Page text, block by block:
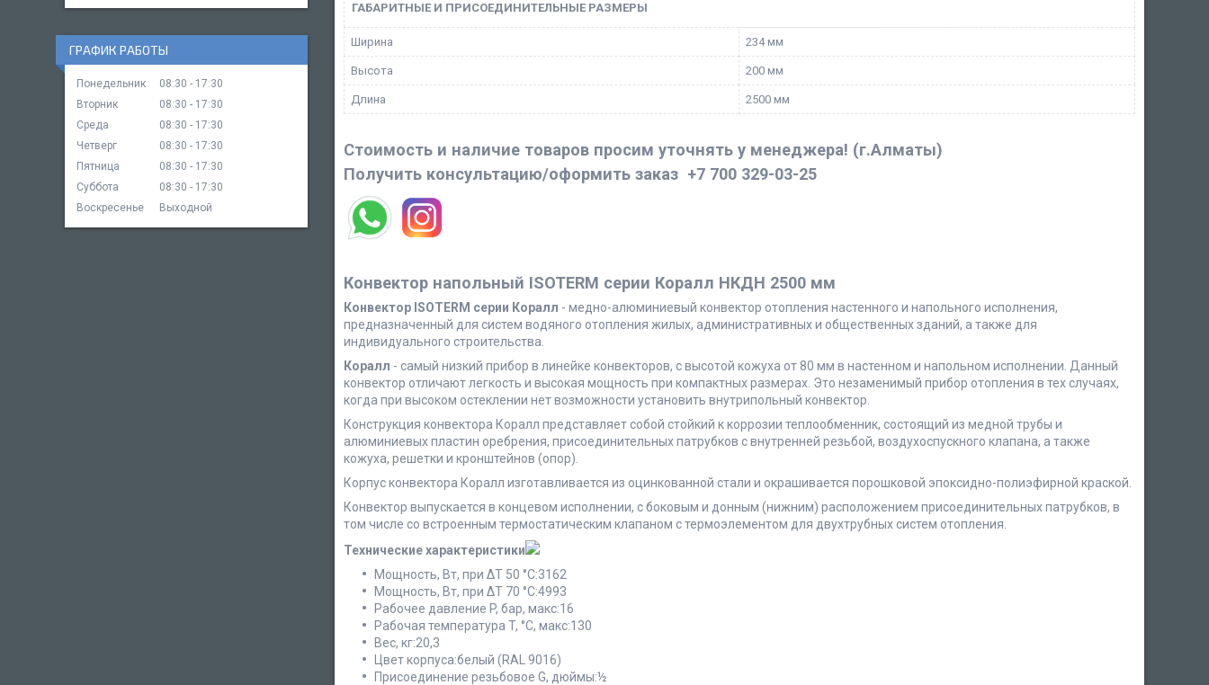
ГАБАРИТНЫЕ И ПРИСОЕДИНИТЕЛЬНЫЕ РАЗМЕРЫ
Ширина 234 мм
Высота 200 мм
Длина 2500 мм
Стоимость и наличие товаров просим уточнять у менеджера! (г.Алматы)
Получить консультацию/оформить заказ +7 700 329-03-25
Конвектор напольный ISOTERM серии Коралл НКДН 2500 мм
Конвектор ISOTERM серии Коралл - медно-алюминиевый конвектор отопления настенного и напольного исполнения,
предназначенный для систем водяного отопления жилых, административных и общественных зданий, а также для
индивидуального строительства.
Коралл - самый низкий прибор в линейке конвекторов, с высотой кожуха от 80 мм в настенном и напольном исполнении. Данный
конвектор отличают легкость и высокая мощность при компактных размерах. Это незаменимый прибор отопления в тех случаях,
когда при высоком остеклении нет возможности установить внутрипольный конвектор.
Конструкция конвектора Коралл представляет собой стойкий к коррозии теплообменник, состоящий из медной трубы и
алюминиевых пластин оребрения, присоединительных патрубков с внутренней резьбой, воздухоспускного клапана, а также
кожуха, решетки и кронштейнов (опор).
Корпус конвектора Коралл изготавливается из оцинкованной стали и окрашивается порошковой эпоксидно-полиэфирной краской.
Конвектор выпускается в концевом исполнении, с боковым и донным (нижним) расположением присоединительных патрубков, в
том числе со встроенным термостатическим клапаном с термоэлементом для двухтрубных систем отопления.
Технические характеристики
Мощность, Вт, при ΔT 50 °С:3162
Мощность, Вт, при ΔT 70 °С:4993
Рабочее давление P, бар, макс:16
Рабочая температура T, °C, макс:130
Вес, кг:20,3
Цвет корпуса:белый (RAL 9016)
Присоединение резьбовое G, дюймы:½
ГРАФИК РАБОТЫ
Понедельник 08:30
17:30
Вторник
08:30
17:30
Среда
08:30
17:30
Четверг
08:30
17:30
Пятница
08:30
17:30
Суббота
08:30
17:30
Воскресенье
Выходной